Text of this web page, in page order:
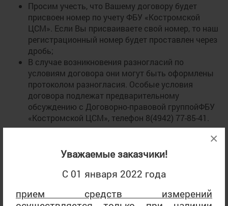
Уважаемые заказчики!
С 01 января 2022 года
прием средств измерений
×
Просим учесть, что Вашему договору будет
присвоен номер по учету ФБУ «Костромской
ЦСМ». Если Вы присваиваете свой номер, то наш
регистрационный номер будет проставлен через
дробь;
В случае возникновения разногласий по
условиям договора они могут быть оформлены
протоколом разногласия. Особые условия
договора подлежат предварительному
обсуждению с Договорно-правовой группойФБУ
«Костромской ЦСМ», телефон 8(4942) 77-85-41.
поверки СИ по образцу:
приложения к договору.
Примечание: